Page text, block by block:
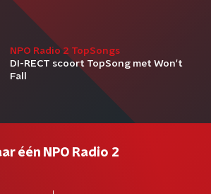
NPO Radio 2 TopSongs
DI-RECT scoort TopSong met Won't
Fall
één NPO Radio 2